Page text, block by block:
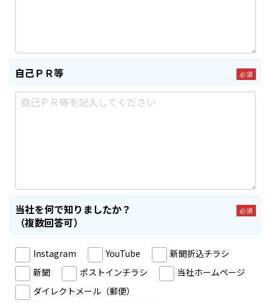
自己ＰＲ等 必須
当社を何で知りましたか？
（複数回答可）
必須
Instagram YouTube
新聞折込チラシ
新聞
ポストインチラシ
当社ホームページ
ダイレクトメール（郵便）